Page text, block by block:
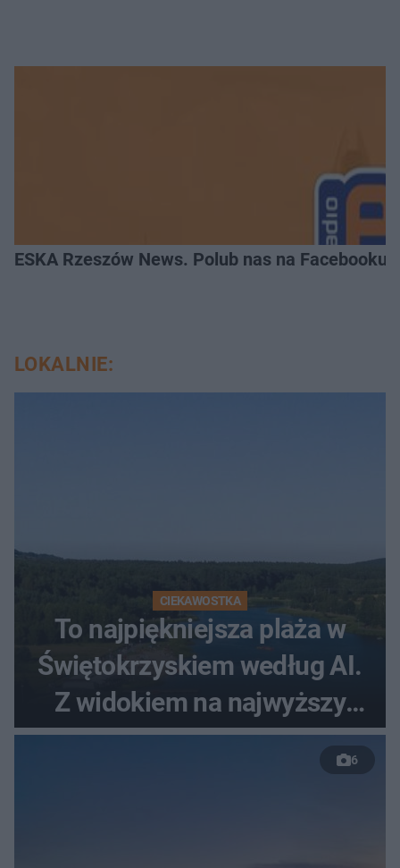
ESKA Rzeszów News. Polub nas na Facebooku!
LOKALNIE:
CIEKAWOSTKA
To najpiękniejsza plaża w
Świętokrzyskiem według AI.
Z widokiem na najwyższy
szczyt Gór Świętokrzyskich
6